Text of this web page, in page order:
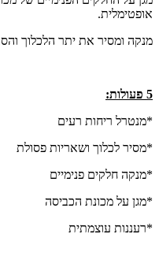
אופטימלית.
מנקה ומסיר את יתר הלכלוך
5 פעולות:
*מנטרל ריחות רעים
*מסיר לכלוך ושאריות פסולת
*מנקה חלקים פנימיים
*מגן על מכונת הכביסה
*רעננות עוצמתית